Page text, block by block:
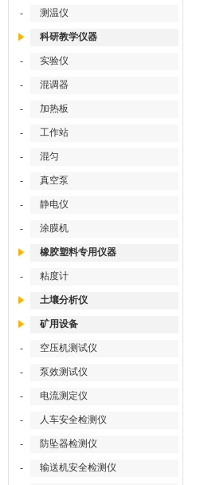
- 测温仪
科研教学仪器
- 实验仪
- 混调器
- 加热板
- 工作站
- 混匀
- 真空泵
- 静电仪
- 涂膜机
橡胶塑料专用仪器
- 粘度计
土壤分析仪
矿用设备
- 空压机测试仪
- 泵效测试仪
- 电流测定仪
- 人车安全检测仪
- 防坠器检测仪
- 输送机安全检测仪